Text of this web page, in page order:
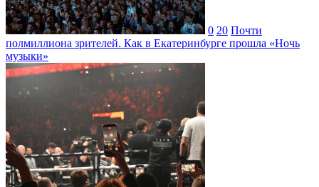
0 20 Почти
полмиллиона зрителей. Как в Екатеринбурге прошла «Ночь
музыки»